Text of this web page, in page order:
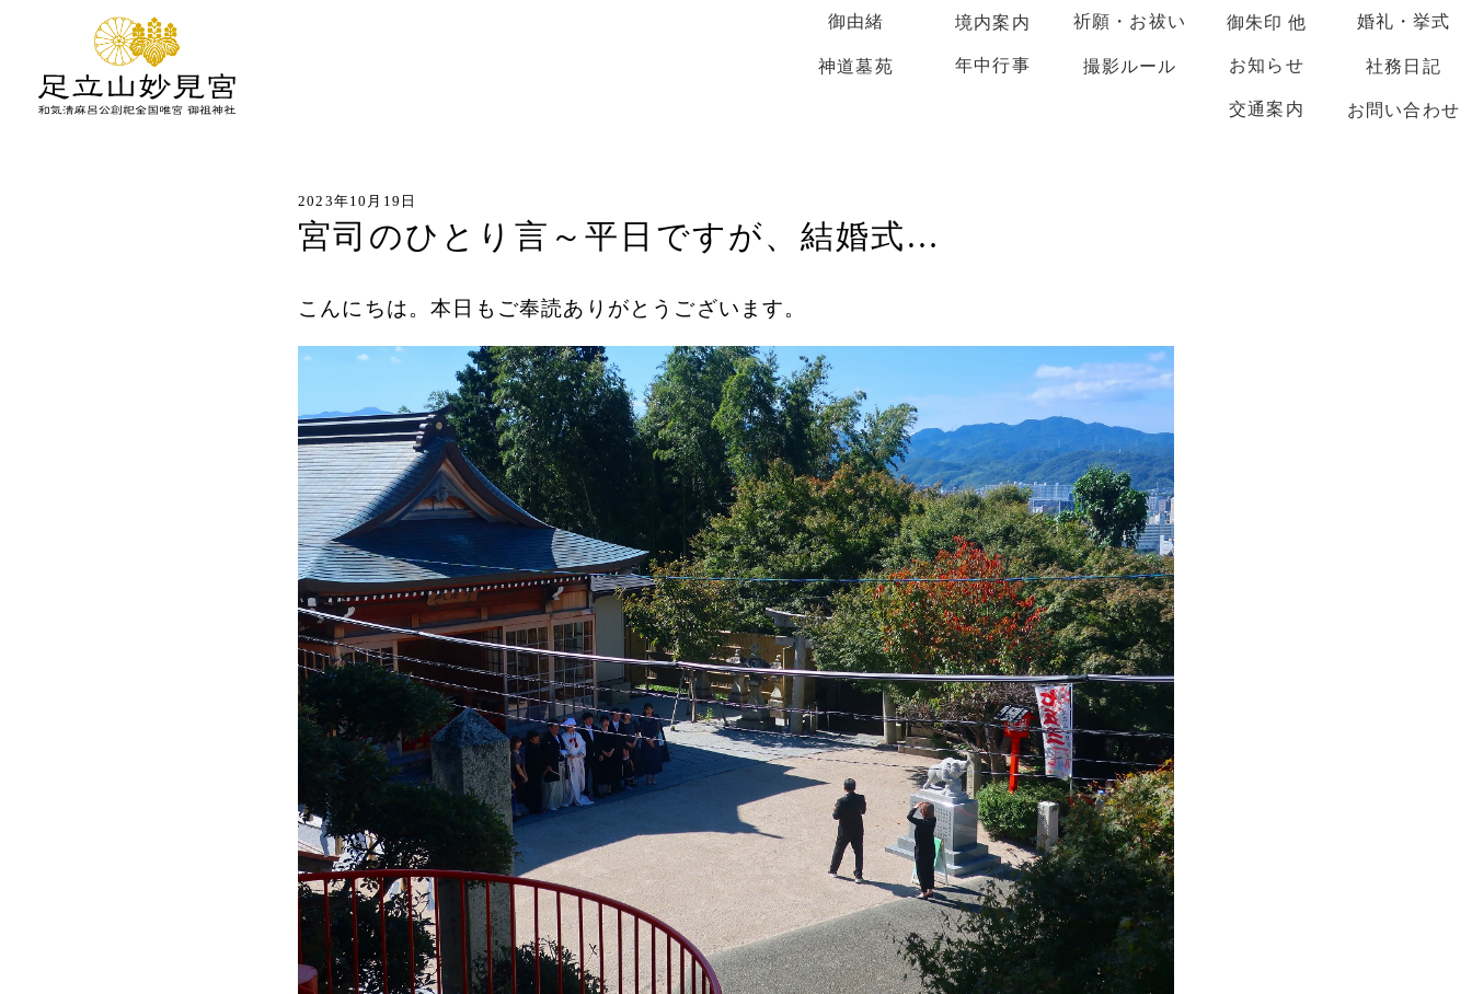
御由緒 境内案内 祈願・お祓い 御朱印 他 婚礼・挙式
神道墓苑 年中行事 撮影ルール お知らせ 社務日記
交通案内 お問い合わせ
2023年10月19日
宮司のひとり言～平日ですが、結婚式…
こんにちは。本日もご奉読ありがとうございます。